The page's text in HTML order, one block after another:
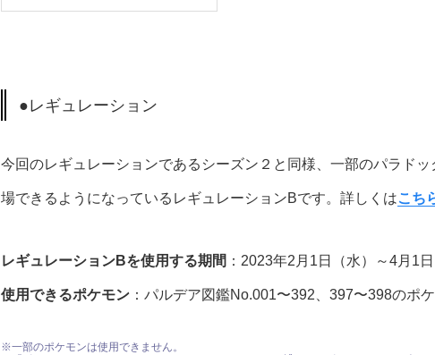
●レギュレーション
今回のレギュレーションであるシーズン２と同様、一部のパラド
場できるようになっているレギュレーションBです。詳しくはこち
レギュレーションBを使用する期間 ：2023年2月1日（水）～4月1
使用できるポケモン：パルデア図鑑No.001〜392、397〜398のポケ
※一部のポケモンは使用できません。